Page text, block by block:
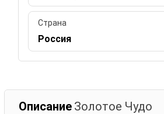
Страна
Россия
Описание Золотое Чудо